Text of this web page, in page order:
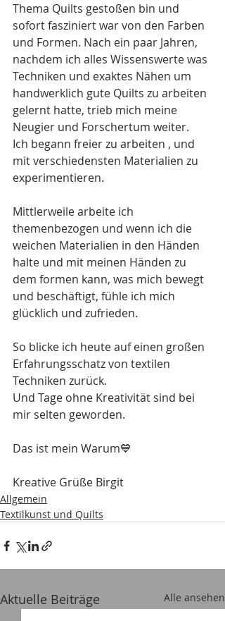
Thema Quilts gestoßen bin und
sofort fasziniert war von den Farben
und Formen. Nach ein paar Jahren,
nachdem ich alles Wissenswerte was
Techniken und exaktes Nähen um
handwerklich gute Quilts zu arbeiten
gelernt hatte, trieb mich meine
Neugier und Forschertum weiter.
Ich begann freier zu arbeiten , und
mit verschiedensten Materialien zu
experimentieren.
Mittlerweile arbeite ich
themenbezogen und wenn ich die
weichen Materialien in den Händen
halte und mit meinen Händen zu
dem formen kann, was mich bewegt
und beschäftigt, fühle ich mich
glücklich und zufrieden.
So blicke ich heute auf einen großen
Erfahrungsschatz von textilen
Techniken zurück.
Und Tage ohne Kreativität sind bei
mir selten geworden.
Das ist mein Warum💙
Kreative Grüße Birgit
Allgemein
Textilkunst und Quilts
Aktuelle Beiträge Alle ansehen